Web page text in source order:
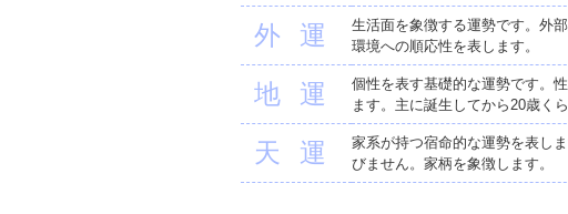
外運
生活面を象徴する運勢です。外
環境への順応性を表します。
地運
個性を表す基礎的な運勢です。
ます。主に誕生してから20歳く
天運
家系が持つ宿命的な運勢を表し
びません。家柄を象徴します。